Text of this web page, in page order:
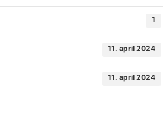
1
11. april 2024
11. april 2024